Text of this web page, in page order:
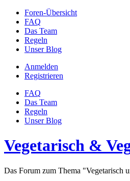
Foren-Übersicht
FAQ
Das Team
Regeln
Unser Blog
Anmelden
Registrieren
FAQ
Das Team
Regeln
Unser Blog
Vegetarisch &
Das Forum zum Thema "Vegetarisch